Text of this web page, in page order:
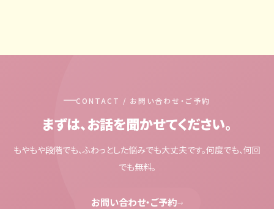
CONTACT / お問い合わせ・ご予約
まずは、お話を聞かせてください。
もやもや段階でも、ふわっとした悩みでも大丈夫です。何度でも、何回
でも無料。
お問い合わせ・ご予約→